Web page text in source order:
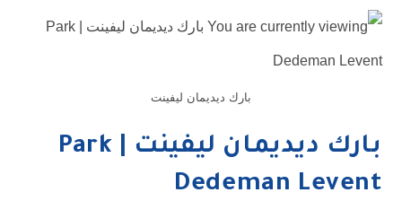
بارك ديديمان ليفينت
بارك ديديمان ليفينت | Park
Dedeman Levent